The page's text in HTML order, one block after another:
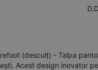
(desculț) - Talpa
Acest design inovator